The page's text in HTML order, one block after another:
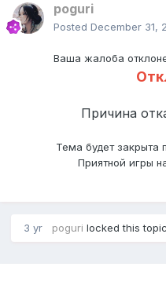
poguri
Posted December 31,
Ваша жалоба
Причина
Тема будет закрыта
Приятной игры
3 yr poguri locked this topic